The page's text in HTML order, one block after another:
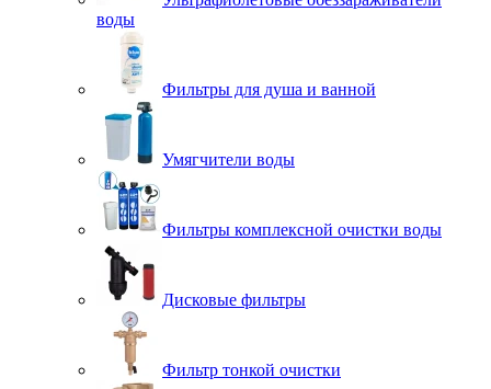
воды
Фильтры для душа и ванной
Умягчители воды
Фильтры комплексной очистки воды
Дисковые фильтры
Фильтр тонкой очистки